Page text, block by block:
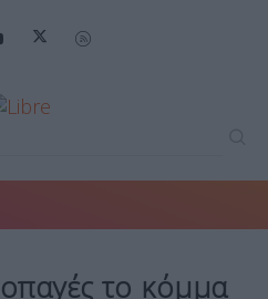
το κόμμα